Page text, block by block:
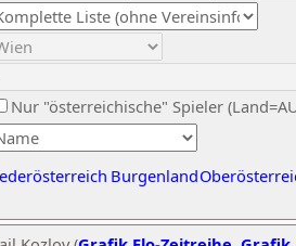
Nur "österreichische" Spieler
Burgenland